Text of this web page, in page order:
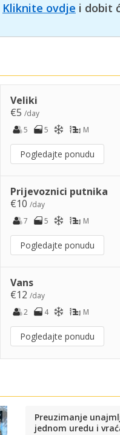
Kliknite ovdje i dobit
Veliki
€5 /day
5
5 M
Pogledajte ponudu
Prijevoznici putnika
€10 /day
7
5 M
Pogledajte ponudu
Vans
€12 /day
2
4 M
Pogledajte ponudu
Preuzimanje
jednom uredu i